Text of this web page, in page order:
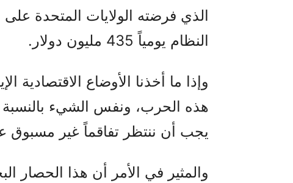
الذي فرضته الولايات المتحدة على
النظام يومياً 435 مليون دولار.
وإذا ما أخذنا الأوضاع الاقتصادية
هذه الحرب، ونفس الشيء بالنسبة
يجب أن ننتظر تفاقماً غير مسبوق
والمثير في الأمر أن هذا الحصار